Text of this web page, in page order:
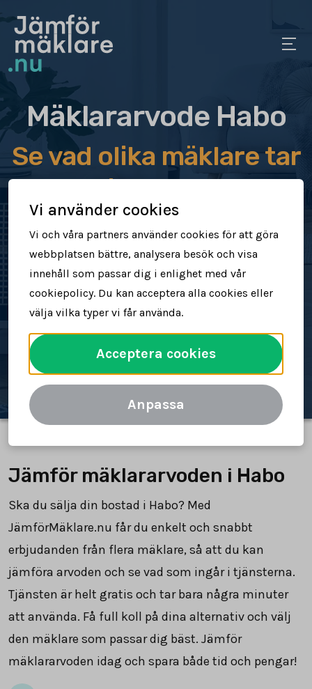
Mäklararvode Habo
Se vad olika mäklare tar
i arvode
Jämför mäklararvoden
Se vad mäklare tar för att sälja din
bostad
Spara tid och pengar
Jämför mäklararvoden
Jämför mäklararvoden i Habo
Ska du sälja din bostad i Habo? Med
JämförMäklare.nu får du enkelt och snabbt
erbjudanden från flera mäklare, så att du kan
jämföra arvoden och se vad som ingår i tjänsterna.
Tjänsten är helt gratis och tar bara några minuter
att använda. Få full koll på dina alternativ och välj
den mäklare som passar dig bäst. Jämför
mäklararvoden idag och spara både tid och pengar!
Vi använder cookies
Vi och våra partners använder cookies för att göra
webbplatsen bättre, analysera besök och visa
innehåll som passar dig i enlighet med vår
cookiepolicy. Du kan acceptera alla cookies eller
välja vilka typer vi får använda.
Acceptera cookies
Anpassa